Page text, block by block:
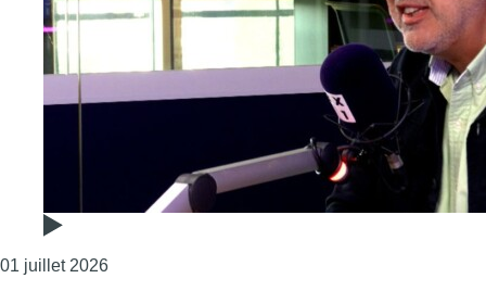
01 juillet 2026Consulter l'article "Le Songe d’une nuit d’été